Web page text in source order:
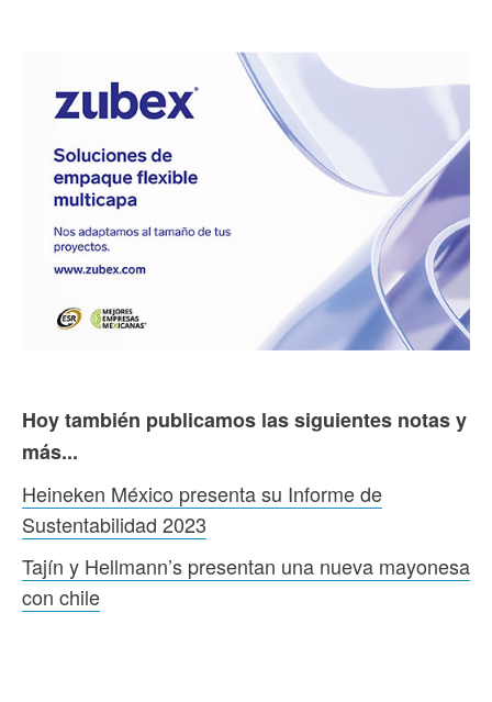
Hoy también publicamos las siguientes notas y
más...
Heineken México presenta su Informe de
Sustentabilidad 2023
Tajín y Hellmann’s presentan una nueva mayonesa
con chile